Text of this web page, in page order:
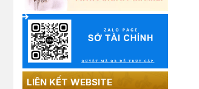
LIÊN KẾT WEBSITE